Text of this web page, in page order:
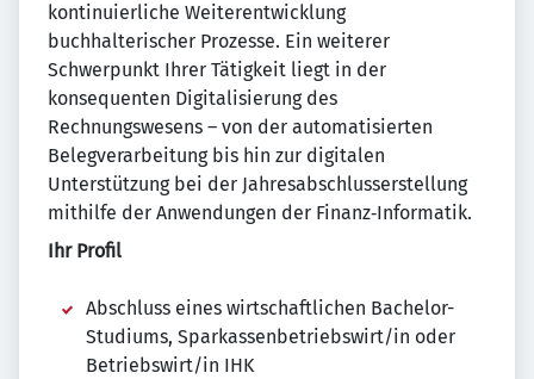
kontinuierliche Weiterentwicklung
buchhalterischer Prozesse. Ein weiterer
Schwerpunkt Ihrer Tätigkeit liegt in der
konsequenten Digitalisierung des
Rechnungswesens – von der automatisierten
Belegverarbeitung bis hin zur digitalen
Unterstützung bei der Jahresabschlusserstellung
mithilfe der Anwendungen der Finanz‑Informatik.
Ihr Profil
Abschluss eines wirtschaftlichen Bachelor-
Studiums, Sparkassenbetriebswirt/in oder
Betriebswirt/in IHK